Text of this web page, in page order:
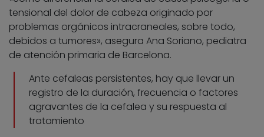
tensional del dolor de cabeza originado por
problemas orgánicos intracraneales, sobre todo,
debidos a tumores», asegura Ana Soriano, pediatra
de atención primaria de Barcelona.
Ante cefaleas persistentes, hay que llevar un
registro de la duración, frecuencia o factores
agravantes de la cefalea y su respuesta al
tratamiento